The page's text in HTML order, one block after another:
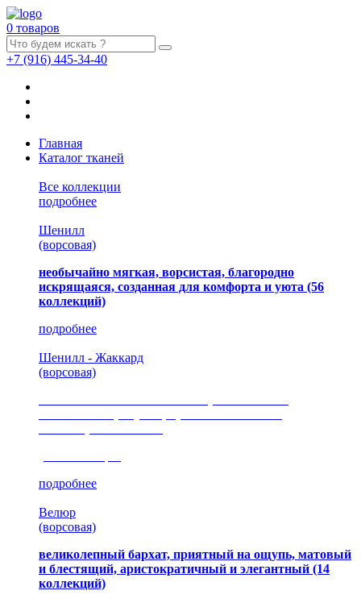
0 товаров
+7 (916) 445-34-40
Главная
Каталог тканей
Все коллекции
подробнее
Шенилл
(ворсовая)
необычайно мягкая, ворсистая, благородно
искрящаяся, созданная для комфорта и уюта (56
коллекций)
подробнее
Шенилл - Жаккард
(ворсовая)
подробнее
Велюр
(ворсовая)
великолепный бархат, приятный на ощупь, матовый
и блестящий, аристократичный и элегантный (14
коллекций)